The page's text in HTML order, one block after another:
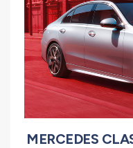
MERCEDES